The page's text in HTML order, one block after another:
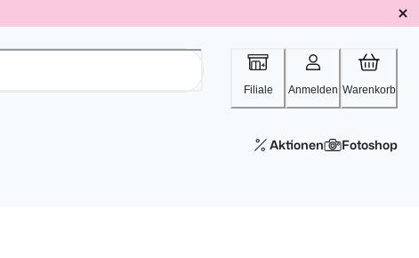
Filiale Anmelden Warenkorb
Aktionen Fotoshop